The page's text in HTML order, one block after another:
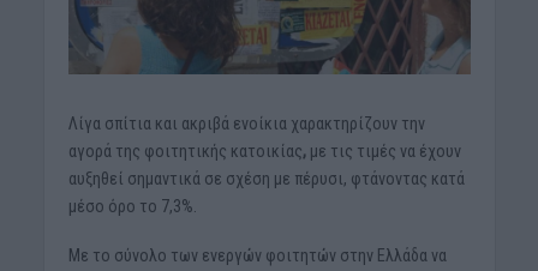
Λίγα σπίτια και ακριβά ενοίκια χαρακτηρίζουν την
αγορά της φοιτητικής κατοικίας,με τις τιμές να έχουν
αυξηθεί σημαντικά σε σχέση με πέρυσι, φτάνοντας κατά
μέσο όρο το 7,3%.
Με το σύνολο των ενεργών φοιτητών στην Ελλάδα να